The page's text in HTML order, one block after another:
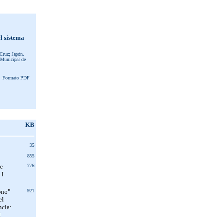
sistema
Japón.
de
Formato PDF
KB
35
855
I
776
921